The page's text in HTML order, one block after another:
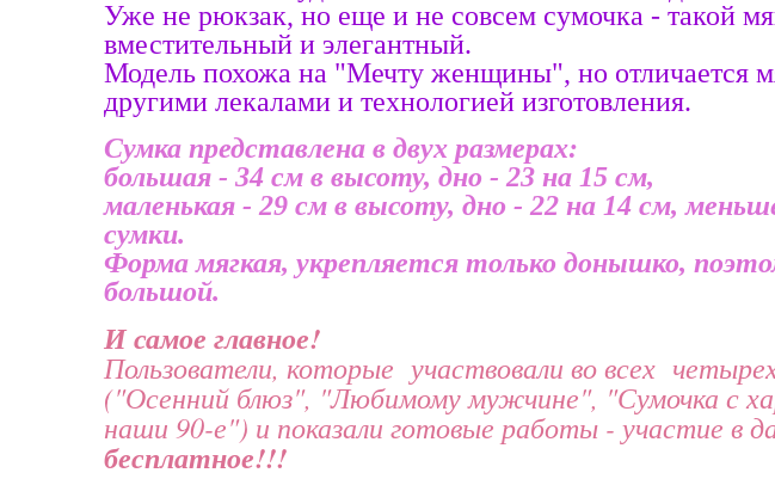
Уже не рюкзак, но еще и не совсем сумочка - такой
вместительный и элегантный.
Модель похожа на "Мечту женщины", но отличается
другими лекалами и технологией изготовления.
Сумка представлена в двух размерах:
большая- 34 см в высоту, дно - 23 на 15 см,
маленькая- 29 см в высоту, дно - 22 на 14 см,
сумки.
Форма мягкая, укрепляется только донышко,
большой.
И самое главное!
Пользователи, которые участвовали во всех
("Осенний блюз", "Любимому мужчине", "Сумочка с
наши 90-е") и показали готовые работы - участие в
бесплатное!!!